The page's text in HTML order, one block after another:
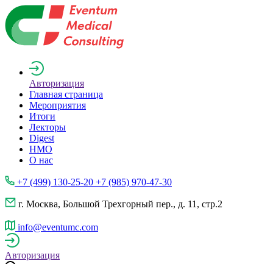
Авторизация
Главная страница
Мероприятия
Итоги
Лекторы
Digest
НМО
О нас
+7 (499) 130-25-20 +7 (985) 970-47-30
г. Москва, Большой Трехгорный пер., д. 11, стр.2
info@eventumc.com
Авторизация